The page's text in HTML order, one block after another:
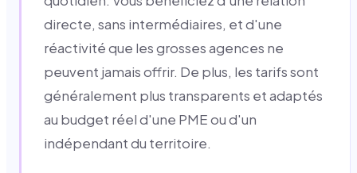
directe, sans intermédiaires, et d'une
réactivité que les grosses agences ne
peuvent jamais offrir. De plus, les tarifs sont
généralement plus transparents et adaptés
au budget réel d'une PME ou d'un
indépendant du territoire.